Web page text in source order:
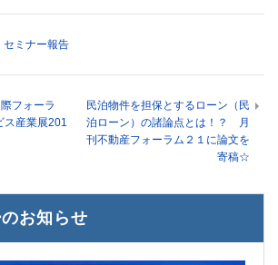
セミナー報告
フォーラ
ス産業展201
民泊物件を担保とするローン（民
泊ローン）の諸論点とは！？ 月
刊不動産フォーラム２１に論文を
寄稿☆
のお知らせ